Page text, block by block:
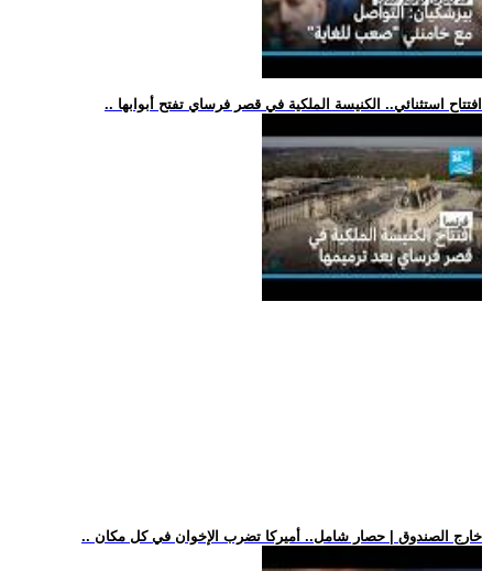
.. افتتاح استثنائي.. الكنيسة الملكية في قصر فرساي تفتح أبوابها
.. خارج الصندوق | حصار شامل.. أميركا تضرب الإخوان في كل مكان